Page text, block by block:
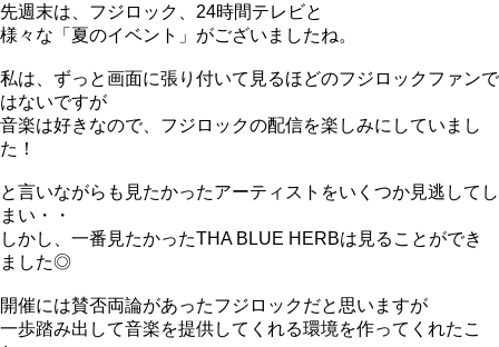
先週末は、フジロック、24時間テレビと
様々な「夏のイベント」がございましたね。
私は、ずっと画面に張り付いて見るほどのフジロックファンで
はないですが
音楽は好きなので、フジロックの配信を楽しみにしていまし
た！
と言いながらも見たかったアーティストをいくつか見逃してし
まい・・
しかし、一番見たかったTHA BLUE HERBは見ることができ
ました◎
開催には賛否両論があったフジロックだと思いますが
一歩踏み出して音楽を提供してくれる環境を作ってくれたこ